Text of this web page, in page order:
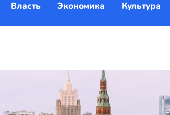
Власть Экономика Культура